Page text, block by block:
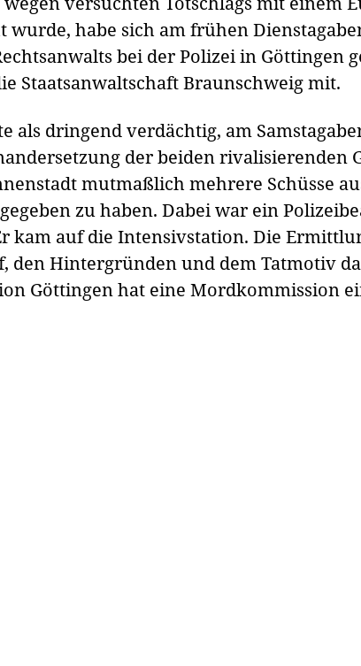
wurde, habe sich am frühen
bei der Polizei in Göttingen
Staatsanwaltschaft Braunschweig mit.
als dringend verdächtig, am
der beiden rivalisierenden
mutmaßlich mehrere Schüsse
zu haben. Dabei war ein
kam auf die Intensivstation. Die
den Hintergründen und dem Tatmotiv
Göttingen hat eine Mordkommission